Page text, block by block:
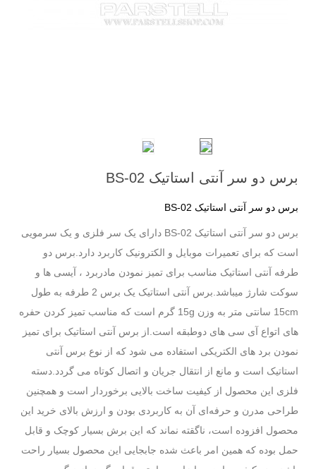
برس دو سر آنتی استاتیک BS-02
برس دو سر آنتی استاتیک BS-02
برس دو سر آنتی استاتیک BS-02 دارای یک سر فلزی و یک سرمویی
است که برای تعمیرات موبایل و الکترونیک کاربرد دارد.برس دو
طرفه آنتی استاتیک مناسب برای تمیز نمودن مادربرد ، آیسی ها و
سوکت شارژ میباشد.برس آنتی استاتیک یک برس 2 طرفه به طول
15cm سانتی متر به وزن 15g گرم است که مناسب تمیز کردن حفره
های اتواع آی سی های دوطبقه است.از برس آنتی استاتیک برای تمیز
نمودن برد های الکتریکی استفاده می شود که از نوع برس آنتی
استاتیک است و مانع از انتقال جریان و اتصال کوتاه می گردد.دسته
فلزی این محصول از کیفیت ساخت بالایی برخوردار است و همچنین
طراحی مدرن و حرفه‌ای آن به کاربردی بودن و ارزش بالای خرید این
محصول افزوده است، ناگقته نماند که این برش بسیار کوچک و قابل
حمل بوده که همین امر باعث شده جابجایی این محصول بسیار راحت